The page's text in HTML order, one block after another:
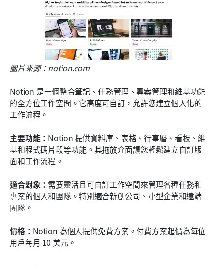
圖片來源：notion.com
Notion 是一個整合筆記、任務管理、專案管理和維基功能
的全方位工作空間。它高度可自訂，允許您建立個人化的
工作流程。
主要功能： Notion 提供資料庫、表格、行事曆、看板、維
基和程式碼片段等功能。其拖放介面讓您輕鬆建立自訂版
面和工作流程。
適合對象： 需要靈活且可自訂工作空間來管理各種任務和
專案的個人和團隊。特別適合新創公司、小型企業和遠端
團隊。
價格： Notion 為個人提供免費方案。付費方案起價為每位
用戶每月 10 美元。